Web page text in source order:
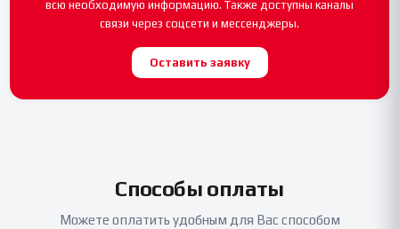
всю необходимую информацию. Также доступны каналы
связи через соцсети и мессенджеры.
Оставить заявку
Способы оплаты
Можете оплатить удобным для Вас способом